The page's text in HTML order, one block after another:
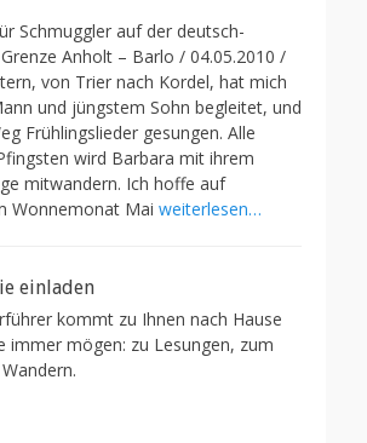
Schmuggler auf der deutsch-
Anholt – Barlo / 04.05.2010 /
von Trier nach Kordel, hat mich
und jüngstem Sohn begleitet, und
Frühlingslieder gesungen. Alle
wird Barbara mit ihrem
mitwandern. Ich hoffe auf
Wonnemonat Mai weiterlesen…
einladen
kommt zu Ihnen nach Hause
immer mögen: zu Lesungen, zum